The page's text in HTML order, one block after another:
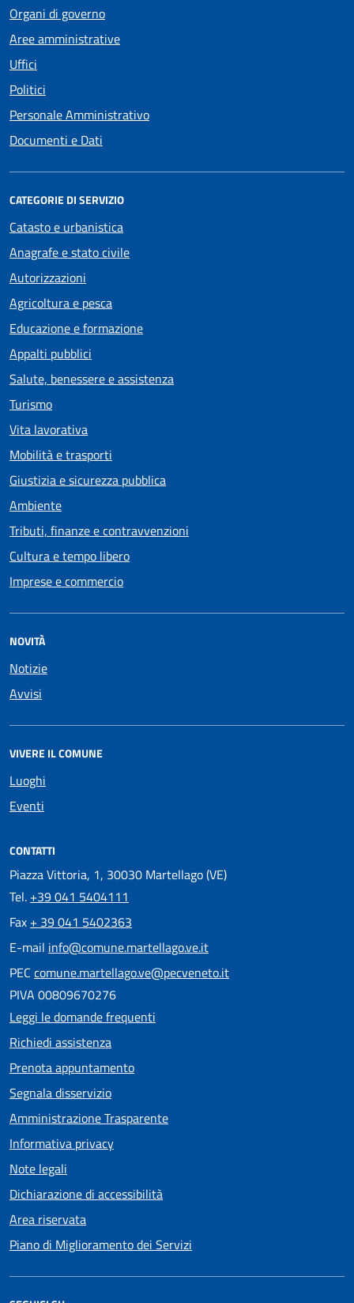
Organi di governo
Aree amministrative
Uffici
Politici
Personale Amministrativo
Documenti e Dati
CATEGORIE DI SERVIZIO
Catasto e urbanistica
Anagrafe e stato civile
Autorizzazioni
Agricoltura e pesca
Educazione e formazione
Appalti pubblici
Salute, benessere e assistenza
Turismo
Vita lavorativa
Mobilità e trasporti
Giustizia e sicurezza pubblica
Ambiente
Tributi, finanze e contravvenzioni
Cultura e tempo libero
Imprese e commercio
NOVITÀ
Notizie
Avvisi
VIVERE IL COMUNE
Luoghi
Eventi
CONTATTI
Piazza Vittoria, 1, 30030 Martellago (VE)
Tel. +39 041 5404111
Fax + 39 041 5402363
E-mail info@comune.martellago.ve.it
PEC comune.martellago.ve@pecveneto.it
PIVA 00809670276
Leggi le domande frequenti
Richiedi assistenza
Prenota appuntamento
Segnala disservizio
Amministrazione Trasparente
Informativa privacy
Note legali
Dichiarazione di accessibilità
Area riservata
Piano di Miglioramento dei Servizi